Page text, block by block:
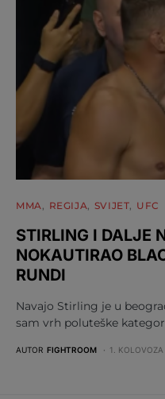
MMA REGIJA SVIJET UFC
STIRLING I DALJE
NOKAUTIRAO
RUNDI
Navajo Stirling je u
sam vrh poluteške
AUTOR FIGHTROOM 1.